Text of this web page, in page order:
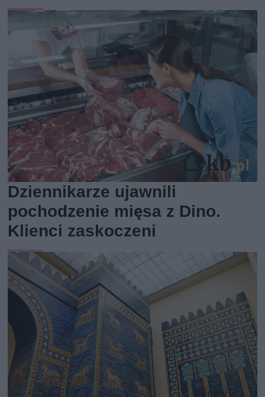
Dziennikarze ujawnili
pochodzenie mięsa z Dino.
Klienci zaskoczeni